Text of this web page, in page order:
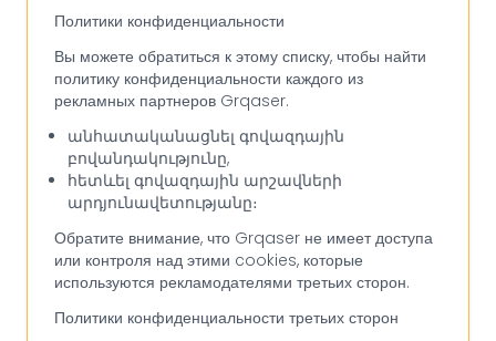
Политики конфиденциальности
Вы можете обратиться к этому списку, чтобы найти
политику конфиденциальности каждого из
рекламных партнеров Grqaser.
անհատականացնել գովազդային
բովանդակությունը,
հետևել գովազդային արշավների
արդյունավետությանը։
Обратите внимание, что Grqaser не имеет доступа
или контроля над этими cookies, которые
используются рекламодателями третьих сторон.
Политики конфиденциальности третьих сторон